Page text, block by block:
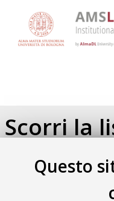
Questo
Scorri la
Seleziona un valore